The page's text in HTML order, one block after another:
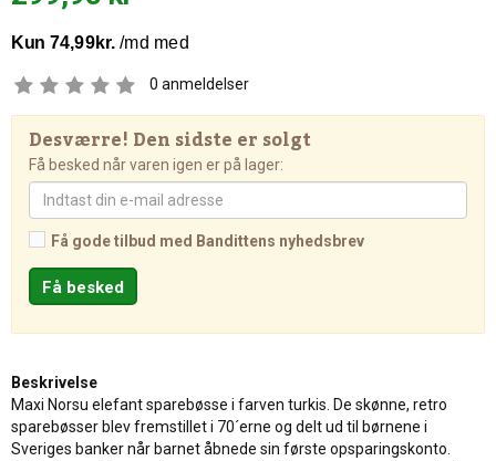
0 anmeldelser
Desværre! Den sidste er solgt
Få besked når varen igen er på lager:
Få gode tilbud med Bandittens nyhedsbrev
Beskrivelse
Maxi Norsu elefant sparebøsse i farven turkis. De skønne, retro
sparebøsser blev fremstillet i 70´erne og delt ud til børnene i
Sveriges banker når barnet åbnede sin første opsparingskonto.